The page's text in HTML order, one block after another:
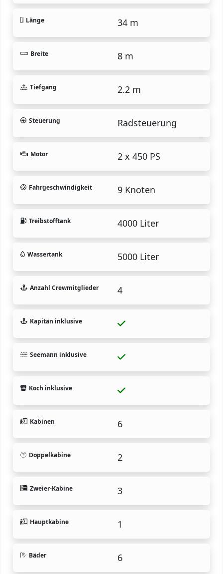
Länge 34 m
Breite 8 m
Tiefgang 2.2 m
Steuerung Radsteuerung
Motor 2 x 450 PS
Fahrgeschwindigkeit 9 Knoten
Treibstofftank 4000 Liter
Wassertank 5000 Liter
Anzahl Crewmitglieder 4
Kapitän inklusive
Seemann inklusive
Koch inklusive
Kabinen 6
Doppelkabine 2
Zweier-Kabine 3
Hauptkabine 1
Bäder 6